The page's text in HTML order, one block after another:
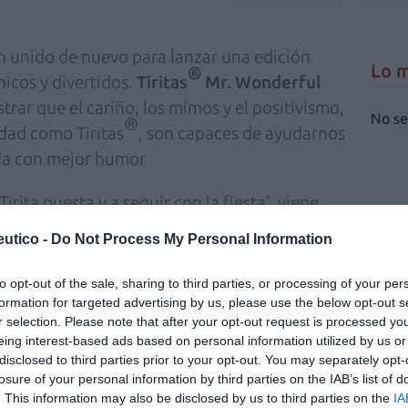
- Do Not Process My Personal Information
opt-out of the sale, sharing to third parties, or processing of your
for targeted advertising by us, please use the below opt-out
selection. Please note that after your opt-out request is processed
interest-based ads based on personal information utilized by us
to third parties prior to your opt-out. You may separately
of your personal information by third parties on the IAB’s list of
This information may also be disclosed by us to third parties on the
unido de nuevo para lanzar una edición
y divertidos. Tiritas® Mr. Wonderful
que el cariño, los mimos y el positivismo,
como Tiritas®, son capaces de ayudarnos
con mejor humor
puesta y a seguir con la fiesta’, viene
mar de estrellas dándole protagonismo a
la marca: unicornios, aguacates,
adhesivos hipoalergénicos para la
y están fabricados con una
los personajes más emblemáticos,
®.
Lo
No